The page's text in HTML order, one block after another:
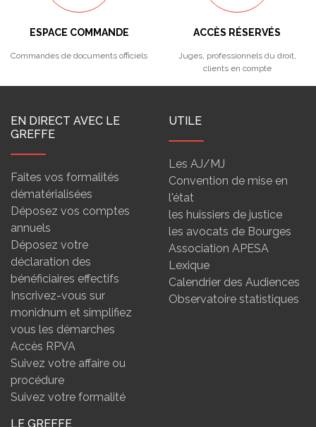
ESPACE COMMANDE
Commandes de documents officiels
ACCÈS RÉSERVÉS
Juges, professionnels du droit,
clients en compte
EN DIRECT AVEC LE
GREFFE
Faites vos formalités
dématérialisées
Déposez vos comptes
annuels
Déposez votre
déclaration des
bénéficiaires effectifs
Inscrivez-vous sur
monidnum et simplifiez
vous les démarches
Accès RPVA
Suivez votre affaire ou
procédure
Suivez votre formalité
UTILE
Les AJ/MJ
Convention de mise en
l'état
les huissiers de justice
les avocats de Bourges
Association APESA
Lexique
Calendrier des Audiences
Observatoire statistiques
LE GREFFE